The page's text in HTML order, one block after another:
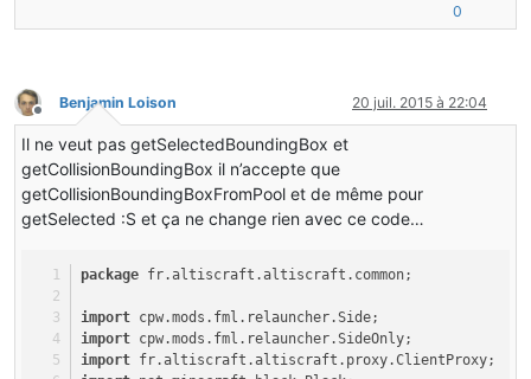
0
Hors-ligne
Benjamin Loison 20 juil. 2015 à 22:04
Il ne veut pas getSelectedBoundingBox et
getCollisionBoundingBox il n’accepte que
getCollisionBoundingBoxFromPool et de même pour
getSelected :S et ça ne change rien avec ce code…
package fr.altiscraft.altiscraft.common;
import cpw.mods.fml.relauncher.Side;
import cpw.mods.fml.relauncher.SideOnly;
import fr.altiscraft.altiscraft.proxy.ClientProxy;